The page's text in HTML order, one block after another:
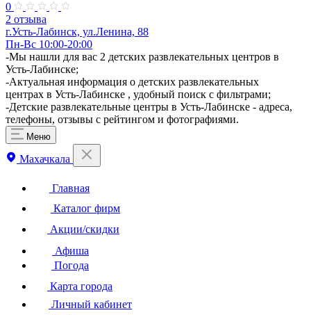
0
2 отзыва
г.Усть-Лабинск, ул.Ленина, 88
Пн-Вс 10:00-20:00
-Мы нашли для вас 2 детских развлекательных центров в
Усть-Лабинске;
-Актуальная информация о детских развлекательных
центрах в Усть-Лабинске , удобный поиск с фильтрами;
-Детские развлекательные центры в Усть-Лабинске - адреса,
телефоны, отзывы с рейтингом и фотографиями.
Меню
Махачкала
Главная
Каталог фирм
Акции/скидки
Афиша
Погода
Карта города
Личный кабинет